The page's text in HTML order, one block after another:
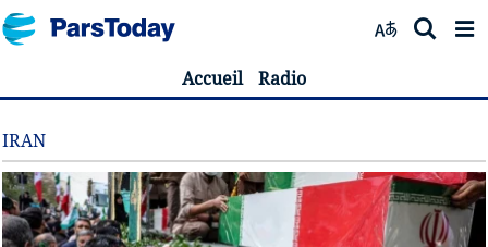
Accueil Radio
IRAN